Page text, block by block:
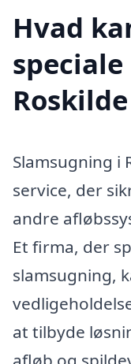
Hvad
Slamsugning i
service, der
andre
Et firma, der
slamsugning,
at tilbyde